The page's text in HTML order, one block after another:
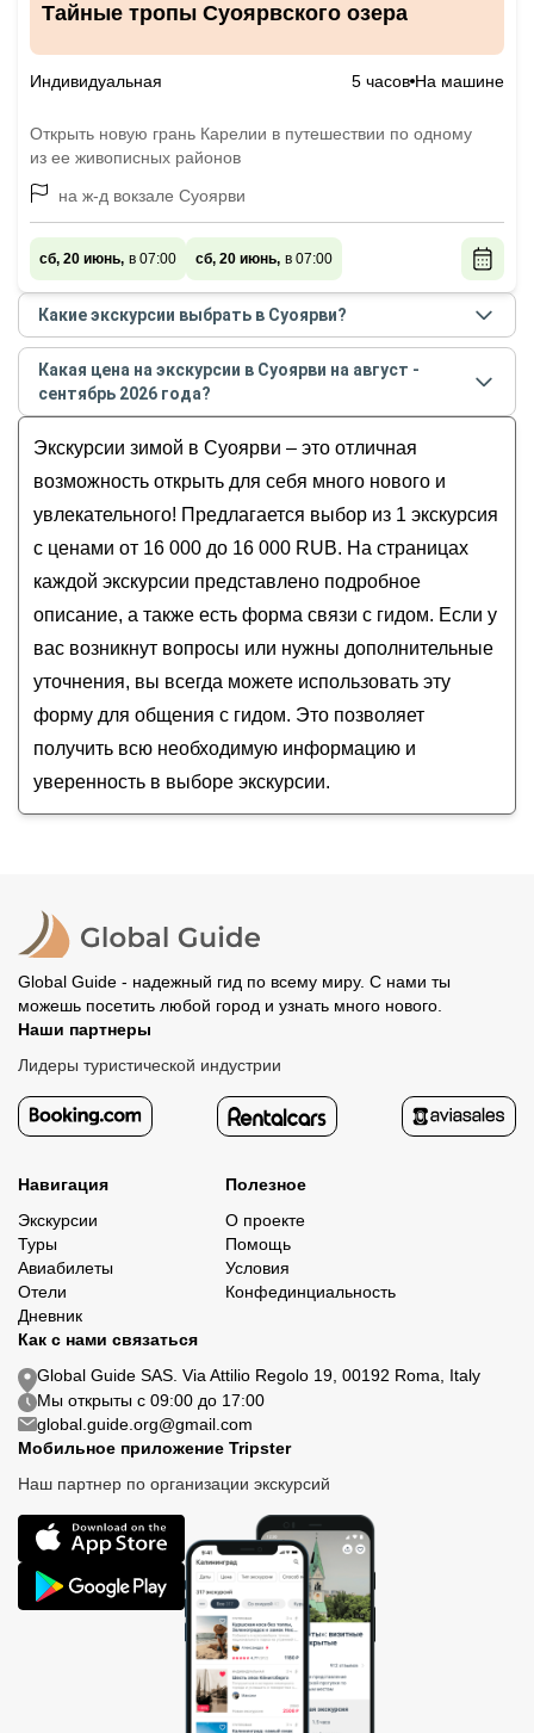
Тайные тропы Суоярвского озера
Индивидуальная 5 часов На машине
Открыть новую грань Карелии в путешествии по одному
из ее живописных районов
на ж-д вокзале Суоярви
сб, 20 июнь, в 07:00 сб, 20 июнь, в 07:00
Какие экскурсии выбрать в Суоярви?
Самые популярные экскурсиив Суоярвив августе
- сентябре 2026года:
Тайные тропы Суоярвского озера
Какая цена на экскурсии в Суоярви на август -
сентябрь 2026 года?
сентябрь 2026года от 16 000 до 16 000 RUB
Экскурсии зимой в Суоярви – это отличная
возможность открыть для себя много нового и
увлекательного! Предлагается выбор из 1 экскурсия
с ценами от 16 000 до 16 000 RUB. На страницах
каждой экскурсии представлено подробное
описание, а также есть форма связи с гидом. Если у
вас возникнут вопросы или нужны дополнительные
уточнения, вы всегда можете использовать эту
форму для общения с гидом. Это позволяет
получить всю необходимую информацию и
уверенность в выборе экскурсии.
Global Guide - надежный гид по всему миру. С нами ты
можешь посетить любой город и узнать много нового.
Наши партнеры
Лидеры туристической индустрии
Навигация
Экскурсии
Туры
Авиабилеты
Отели
Дневник
Полезное
О проекте
Помощь
Условия
Конфединциальность
Как с нами связаться
Global Guide SAS. Via Attilio Regolo 19, 00192 Roma, Italy
Мы открыты с 09:00 до 17:00
global.guide.org@gmail.com
Мобильное приложение Tripster
Наш партнер по организации экскурсий